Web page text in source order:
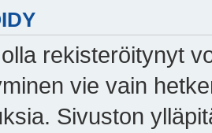
rekisteröitynyt
vie vain
Sivuston